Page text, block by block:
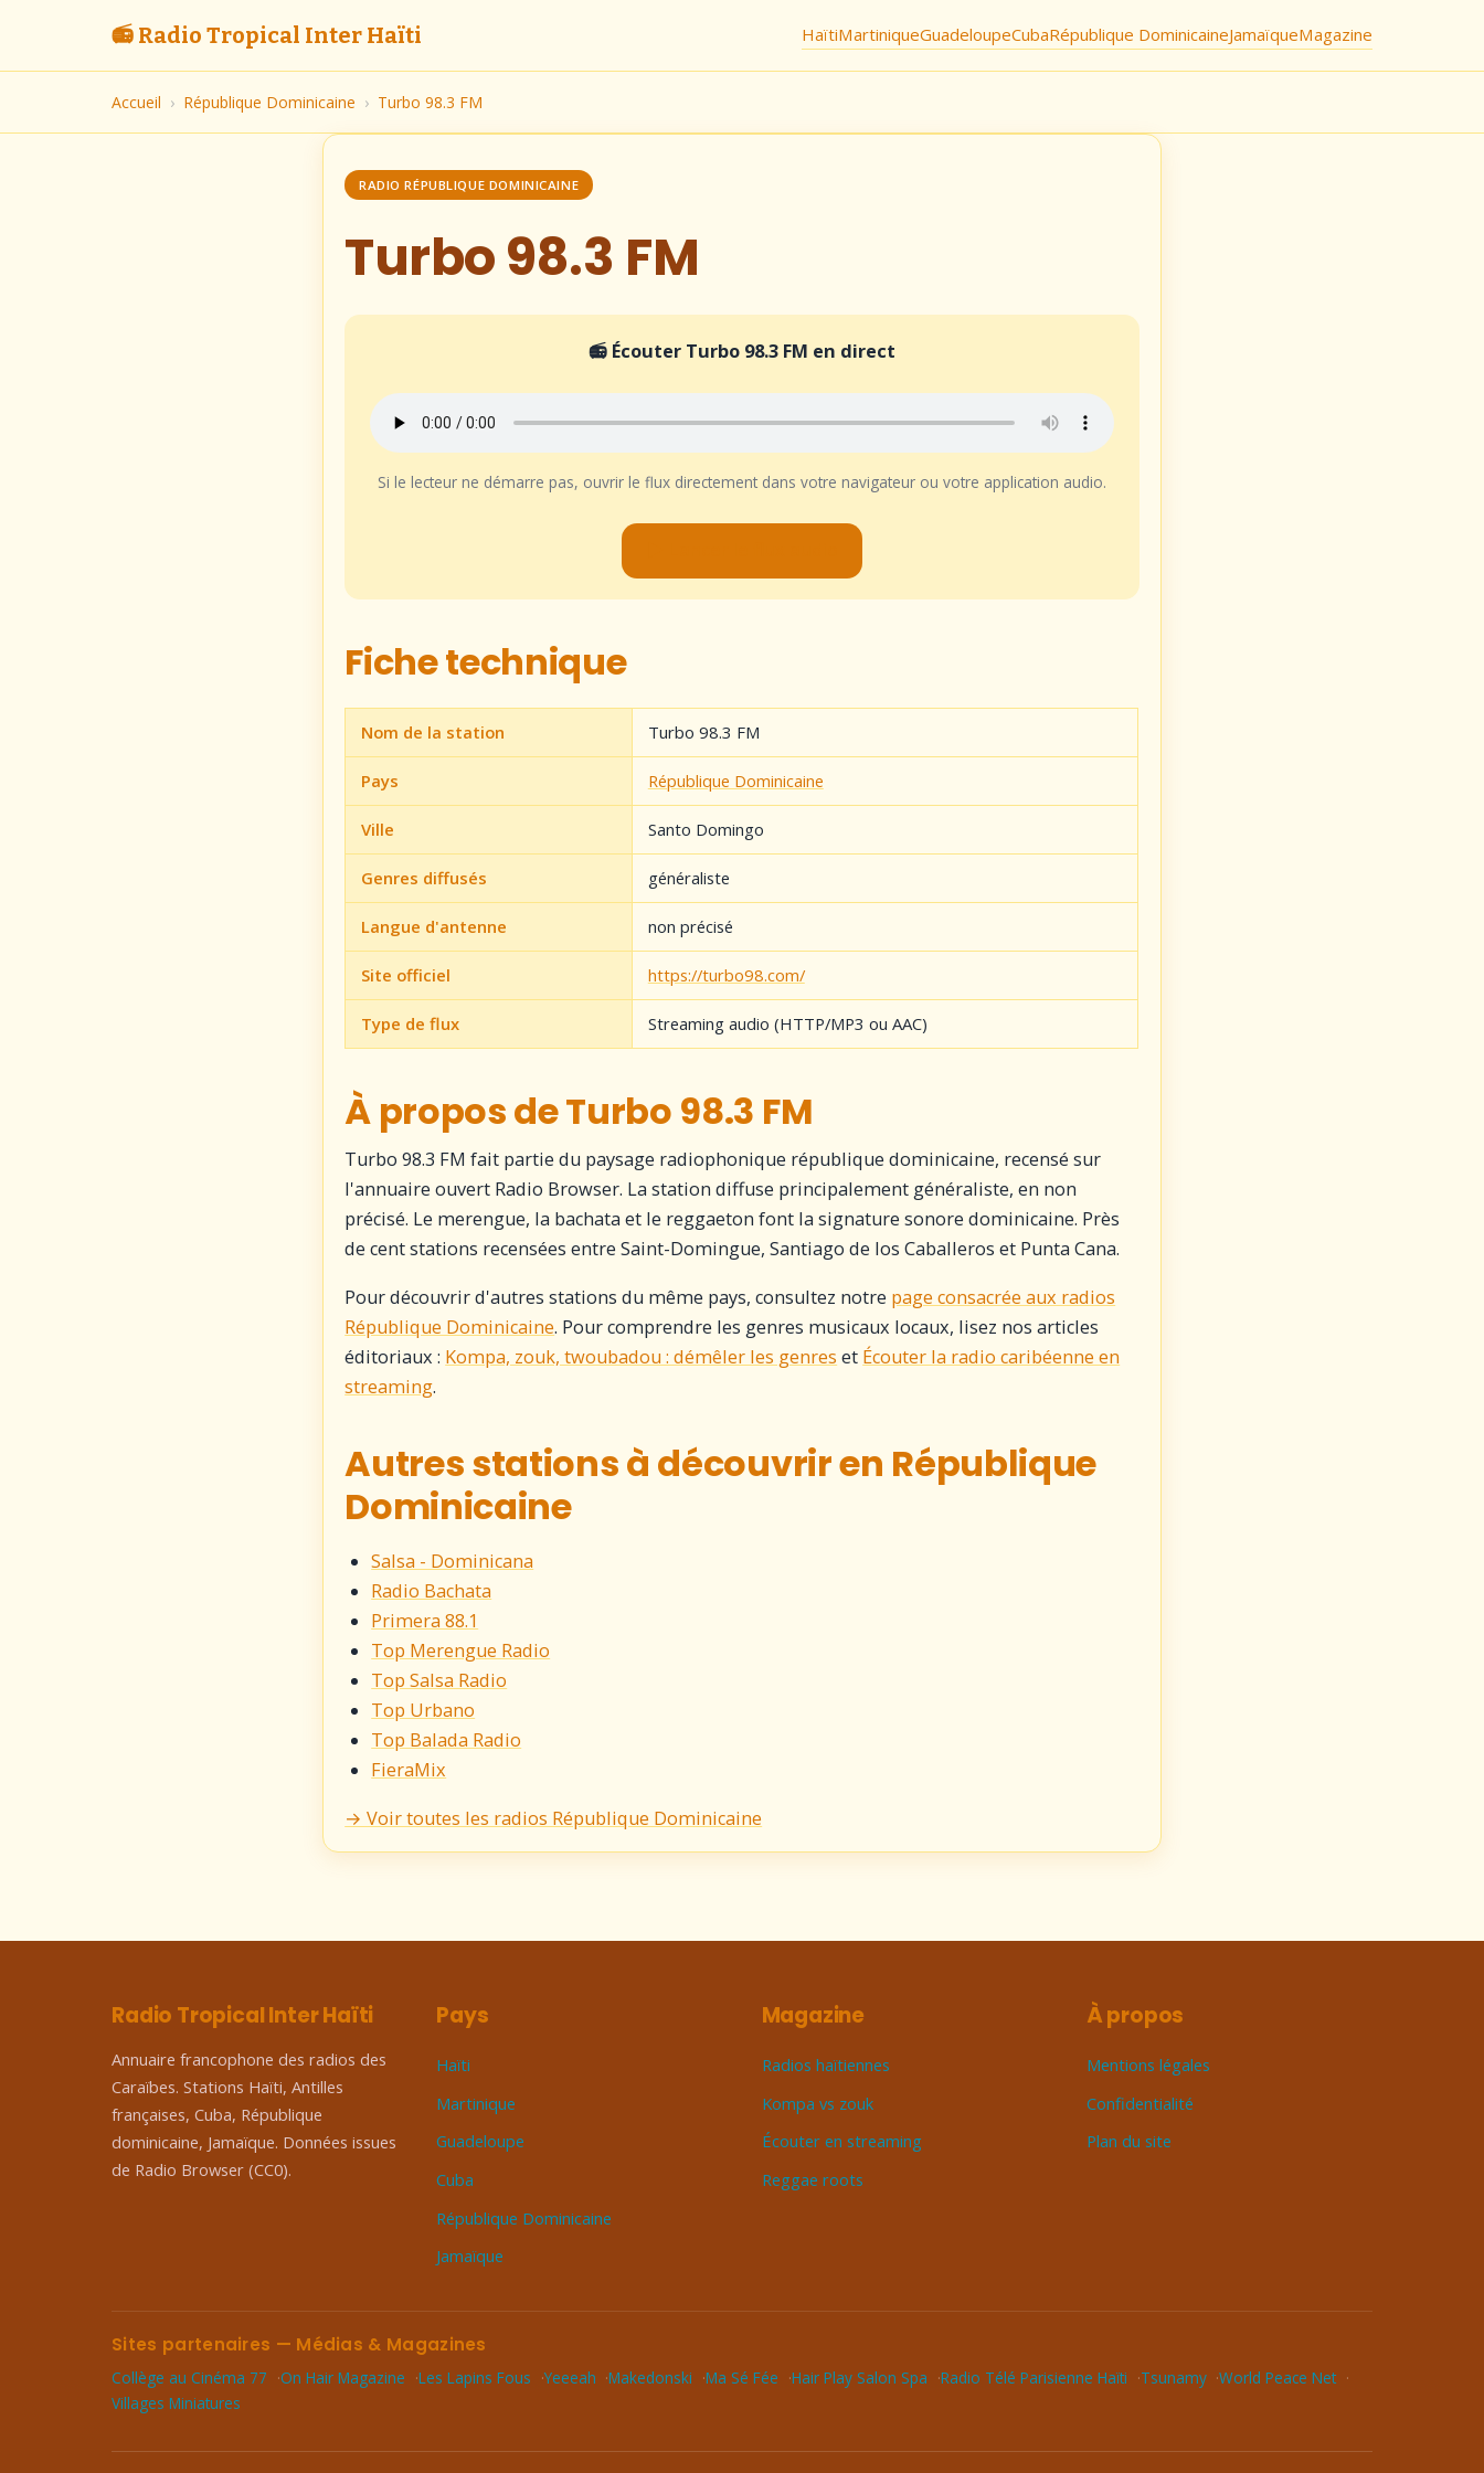
📻 Radio Tropical Inter Haïti HaïtiMartiniqueGuadeloupeCubaRépublique DominicaineJamaïqueMagazine
Accueil › République Dominicaine › Turbo 98.3 FM
RADIO RÉPUBLIQUE DOMINICAINE
Turbo 98.3 FM
📻 Écouter Turbo 98.3 FM en direct
Si le lecteur ne démarre pas, ouvrir le flux directement dans votre navigateur ou votre application audio.
Fiche technique
Nom de la station Turbo 98.3 FM
Pays République Dominicaine
Ville Santo Domingo
Genres diffusés généraliste
Langue d'antenne non précisé
Site officiel https://turbo98.com/
Type de flux Streaming audio (HTTP/MP3 ou AAC)
À propos de Turbo 98.3 FM
Turbo 98.3 FM fait partie du paysage radiophonique république dominicaine, recensé sur
l'annuaire ouvert Radio Browser. La station diffuse principalement généraliste, en non
précisé. Le merengue, la bachata et le reggaeton font la signature sonore dominicaine. Près
de cent stations recensées entre Saint-Domingue, Santiago de los Caballeros et Punta Cana.
Pour découvrir d'autres stations du même pays, consultez notre page consacrée aux radios
République Dominicaine. Pour comprendre les genres musicaux locaux, lisez nos articles
éditoriaux : Kompa, zouk, twoubadou : démêler les genres et Écouter la radio caribéenne en
streaming.
Autres stations à découvrir en République
Dominicaine
Salsa - Dominicana
Radio Bachata
Primera 88.1
Top Merengue Radio
Top Salsa Radio
Top Urbano
Top Balada Radio
FieraMix
→ Voir toutes les radios République Dominicaine
Radio Tropical Inter Haïti
Annuaire francophone des radios des
Caraïbes. Stations Haïti, Antilles
françaises, Cuba, République
dominicaine, Jamaïque. Données issues
de Radio Browser (CC0).
Pays
Haïti
Martinique
Guadeloupe
Cuba
République Dominicaine
Jamaïque
Magazine
Radios haïtiennes
Kompa vs zouk
Écouter en streaming
Reggae roots
À propos
Mentions légales
Confidentialité
Plan du site
Sites partenaires — Médias & Magazines
Collège au Cinéma 77 On Hair Magazine Les Lapins Fous Yeeeah Makedonski Ma Sé Fée Hair Play Salon Spa Radio Télé Parisienne Haïti Tsunamy
World Peace Net
Villages Miniatures